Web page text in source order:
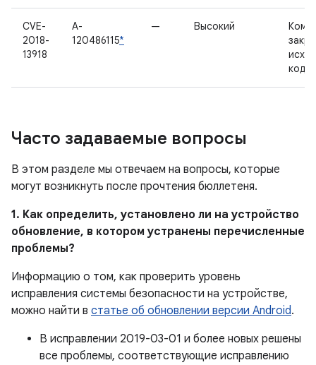
CVE-
2018-
13918
A-
120486115*
— Высокий
Часто задаваемые вопросы
В этом разделе мы отвечаем на вопросы, которые
могут возникнуть после прочтения бюллетеня.
1. Как определить, установлено ли на устройство
обновление, в котором устранены перечисленные
проблемы?
Информацию о том, как проверить уровень
исправления системы безопасности на устройстве,
можно найти в статье об обновлении версии Android.
В исправлении 2019-03-01 и более новых решены
все проблемы, соответствующие исправлению